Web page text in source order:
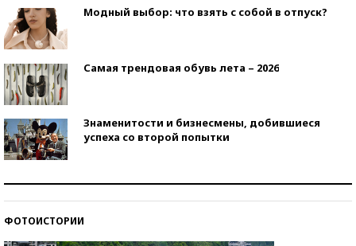
Модный выбор: что взять с собой в отпуск?
Самая трендовая обувь лета – 2026
Знаменитости и бизнесмены, добившиеся
успеха со второй попытки
ФОТОИСТОРИИ